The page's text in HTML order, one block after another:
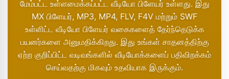
மேம்பட்ட உள்ளமைக்கப்பட்ட வீடியோ பிளேயர் உள்ளது. இது
MX பிளேயர், MP3, MP4, FLV, F4V மற்றும் SWF
உள்ளிட்ட வீடியோ பிளேயர் வகைகளைத் தேர்ந்தெடுக்க
பயனர்களை அனுமதிக்கிறது. இது உங்கள் சாதனத்திற்கு
ஏற்ற குறிப்பிட்ட வடிவங்களில் வீடியோக்களைப் பதிவிறக்கம்
செய்வதற்கு மிகவும் உதவியாக இருக்கும்.